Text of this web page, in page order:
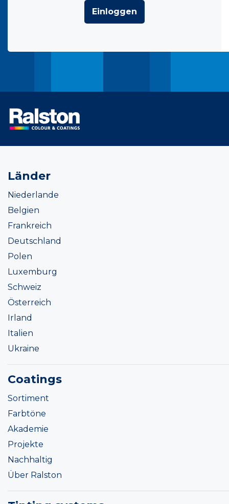
Einloggen
Länder
Niederlande
Belgien
Frankreich
Deutschland
Polen
Luxemburg
Schweiz
Österreich
Irland
Italien
Ukraine
Coatings
Sortiment
Farbtöne
Akademie
Projekte
Nachhaltig
Über Ralston